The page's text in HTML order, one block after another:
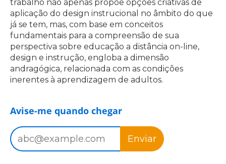
trabalho não apenas propõe opções criativas de
aplicação do design instrucional no âmbito do que
já se tem, mas, com base em conceitos
fundamentais para a compreensão de sua
perspectiva sobre educação a distância on-line,
design e instrução, engloba a dimensão
andragógica, relacionada com as condições
inerentes à aprendizagem de adultos.
Avise-me quando chegar
Enviar